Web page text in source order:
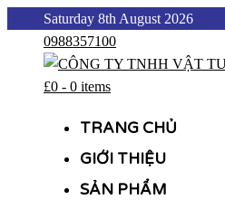
content
Saturday 8th August 2026
0988357100
£0 - 0 items
TRANG CHỦ
GIỚI THIỆU
SẢN PHẨM